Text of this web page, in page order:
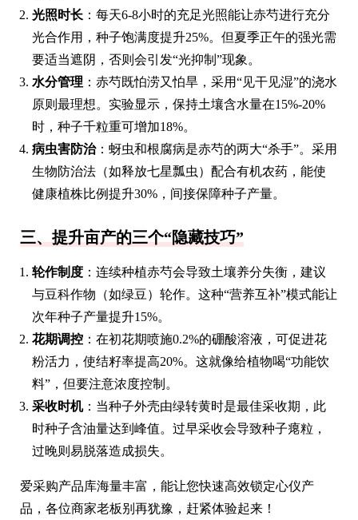
光照时长 ：每天6-8小时的充足光照能让赤芍进行充分
光合作用，种子饱满度提升25%。但夏季正午的强光需
要适当遮阴，否则会引发“光抑制”现象。
水分管理 ：赤芍既怕涝又怕旱，采用“见干见湿”的浇水
原则最理想。实验显示，保持土壤含水量在15%-20%
时，种子千粒重可增加18%。
病虫害防治：蚜虫和根腐病是赤芍的两大“杀手”。采用
生物防治法（如释放七星瓢虫）配合有机农药，能使
健康植株比例提升30%，间接保障种子产量。
三、提升亩产的三个“隐藏技巧”
轮作制度 ：连续种植赤芍会导致土壤养分失衡，建议
与豆科作物（如绿豆）轮作。这种“营养互补”模式能让
次年种子产量提升15%。
花期调控 ：在初花期喷施0.2%的硼酸溶液，可促进花
粉活力，使结籽率提高20%。这就像给植物喝“功能饮
料”，但要注意浓度控制。
采收时机：当种子外壳由绿转黄时是最佳采收期，此
时种子含油量达到峰值。过早采收会导致种子瘪粒，
过晚则易脱落造成损失。
爱采购产品库海量丰富，能让您快速高效锁定心仪产
品，各位商家老板别再犹豫，赶紧体验起来！